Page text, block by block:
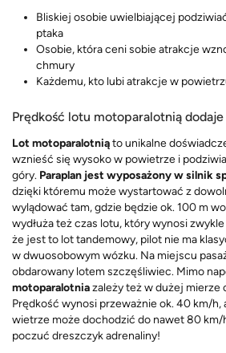
Bliskiej osobie uwielbiającej
ptaka
Osobie, która ceni sobie atrakcje
chmury
Każdemu, kto lubi atrakcje w
Prędkość lotu motoparalotnią
Lot motoparalotniąto unikalne
wznieść się wysoko w powietrze i
góry. Paraplan jest wyposażony w silnik
dzięki któremu może wystartować z
wylądować tam, gdzie będzie ok. 100 m
wydłuża też czas lotu, który wynosi
że jest to lot tandemowy, pilot nie ma
w dwuosobowym wózku. Na miejscu
obdarowany lotem szczęśliwiec. Mimo
motoparalotniazależy też w dużej mierze
Prędkość wynosi przeważnie ok. 40 km/h,
wietrze może dochodzić do nawet 80 km/
poczuć dreszczyk adrenaliny!